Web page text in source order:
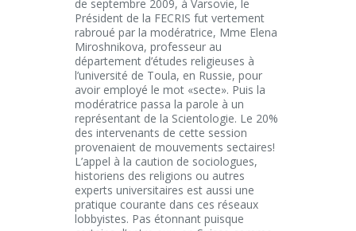
de septembre 2009, à Varsovie, le
Président de la FECRIS fut vertement
rabroué par la modératrice, Mme Elena
Miroshnikova, professeur au
département d’études religieuses à
l’université de Toula, en Russie, pour
avoir employé le mot «secte». Puis la
modératrice passa la parole à un
représentant de la Scientologie. Le 20%
des intervenants de cette session
provenaient de mouvements sectaires!
L’appel à la caution de sociologues,
historiens des religions ou autres
experts universitaires est aussi une
pratique courante dans ces réseaux
lobbyistes. Pas étonnant puisque